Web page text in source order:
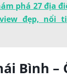
phá 27 địa
đẹp, nổi
Bình –